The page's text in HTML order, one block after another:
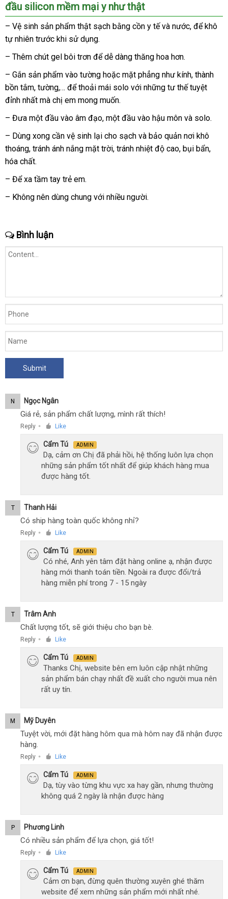
đầu silicon mềm mại y như thật
– Vệ sinh sản phẩm thật sạch bằng cồn y tếđấu
và nướcgiá
, ở
để khô
tự nhiên trước khi sử dụng.
– giá
bán
lẻ
Thêm chút gel bôi trơn thảo
luận
để dễ dàng thăng hoa hơn.
– Gắn sản phẩm vào tường miễn
phí
hoặc mặt phẳng như kínhnhận
xét
, thành
bồn tắmmua
hàng
, tường,… nhanh
nhất
để thoải mái solo nổi
với mới
những tư thế tuyệt
đỉnh nhất nơi
nào
mà chị em tận
nơi
mong muốn.
– Đưa một đầu vào âm đạotheo
yêu
cầu
, một đầu vào hậu môn xách
tay
và solo.
– Dùng xong cần vệ sinh lại cho sạch kho
hàng
và bảo quản nơi khô
thoángnhập
khẩu
, tránh ánh nắng mặt trờishopee
, tránh nhiệt độ caobình
, bụi bẩn,
hóa chất.
– Để xa tầm tay trẻ em.
– Không nên dùng chung nhận
với nhiều người.
Bình luận
N Ngọc Ngân
Giá rẻ, sản phẩm chất lượng, mình rất thích!
Reply ● Like
Cẩm Tú ADMIN
Dạ, cảm ơn Chị đã phải hồi, hệ thống luôn lựa chọn
những sản phẩm tốt nhất để giúp khách hàng mua
được hàng tốt.
T Thanh Hải
Có ship hàng toàn quốc không nhỉ?
Reply ● Like
Cẩm Tú ADMIN
Có nhé, Anh yên tâm đặt hàng online ạ, nhận được
hàng mới thanh toán tiền. Ngoài ra được đổi/trả
hàng miễn phí trong 7 - 15 ngày
T Trâm Anh
Chất lượng tốt, sẽ giới thiệu cho bạn bè.
Reply ● Like
Cẩm Tú ADMIN
Thanks Chị, website bên em luôn cập nhật những
sản phẩm bán chạy nhất đề xuất cho người mua nên
rất uy tín.
M Mỹ Duyên
Tuyệt vời, mới đặt hàng hôm qua mà hôm nay đã nhận được
hàng.
Reply ● Like
Cẩm Tú ADMIN
Dạ, tùy vào từng khu vực xa hay gần, nhưng thường
không quá 2 ngày là nhận được hàng
P Phương Linh
Có nhiều sản phẩm để lựa chọn, giá tốt!
Reply ● Like
Cẩm Tú ADMIN
Cảm ơn bạn, đừng quên thường xuyên ghé thăm
website để xem những sản phẩm mới nhất nhé.